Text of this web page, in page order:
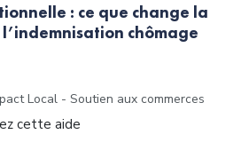
: ce que change la
chômage
Local - Soutien aux commerces
cette aide